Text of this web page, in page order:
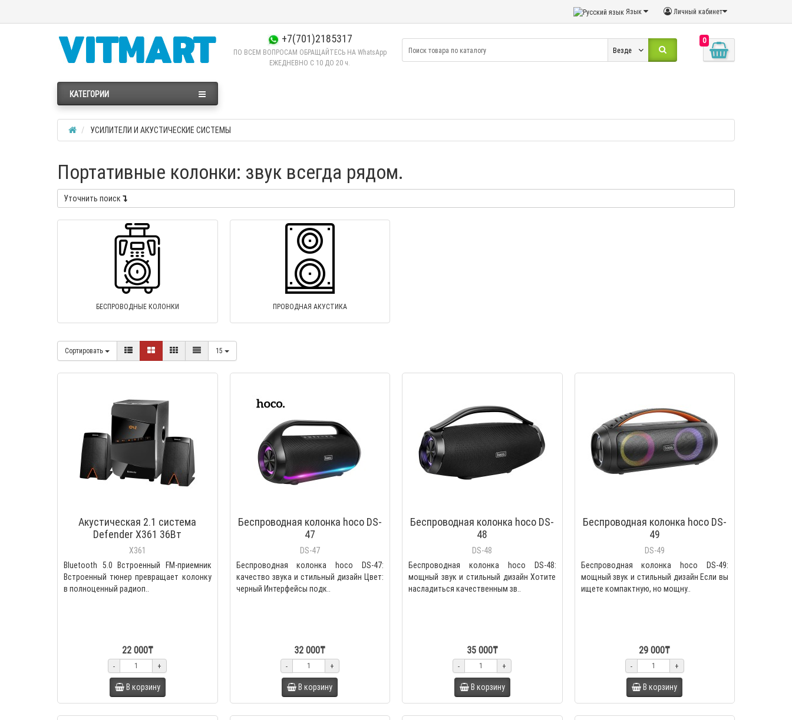
Личный кабинет
Язык
+7(701)2185317
ПО ВСЕМ ВОПРОСАМ ОБРАЩАЙТЕСЬ НА WhatsApp
ЕЖЕДНЕВНО C 10 ДО 20 ч.
0
Везде
КАТЕГОРИИ
УСИЛИТЕЛИ И АКУСТИЧЕСКИЕ СИСТЕМЫ
Портативные колонки: звук всегда рядом.
Уточнить поиск
БЕСПРОВОДНЫЕ КОЛОНКИ ПРОВОДНАЯ АКУСТИКА
Сортировать 15
Акустическая 2.1 система
Defender X361 36Вт
X361
Bluetooth 5.0 Встроенный FM-приемник
Встроенный тюнер превращает колонку
в полноценный радиоп..
22 000₸
- +
В корзину
Беспроводная колонка hoco DS-
47
DS-47
Беспроводная колонка hoco DS-47:
качество звука и стильный дизайн Цвет:
черный Интерфейсы подк..
32 000₸
- +
В корзину
Беспроводная колонка hoco DS-
48
DS-48
Беспроводная колонка hoco DS-48:
мощный звук и стильный дизайн Хотите
насладиться качественным зв..
35 000₸
- +
В корзину
Беспроводная колонка hoco DS-
49
DS-49
Беспроводная колонка hoco DS-49:
мощный звук и стильный дизайн Если вы
ищете компактную, но мощну..
29 000₸
- +
В корзину